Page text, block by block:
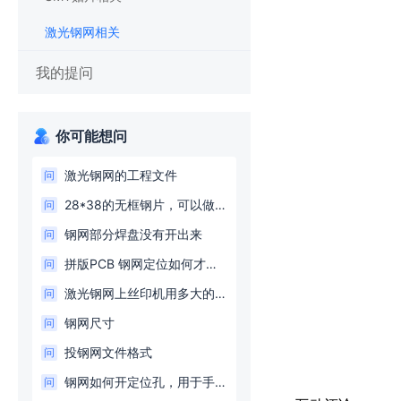
激光钢网相关
我的提问
你可能想问
问 激光钢网的工程文件
问 28*38的无框钢片，可以做多个不同的80*80的钢片吗，
问 钢网部分焊盘没有开出来
问 拼版PCB 钢网定位如何才能定位准确。
问 激光钢网上丝印机用多大的合适
问 钢网尺寸
问 投钢网文件格式
问 钢网如何开定位孔，用于手工挂锡膏